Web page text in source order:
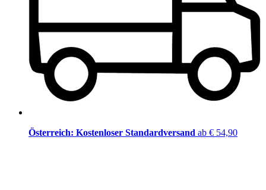
Österreich: Kostenloser Standardversand ab € 54,90